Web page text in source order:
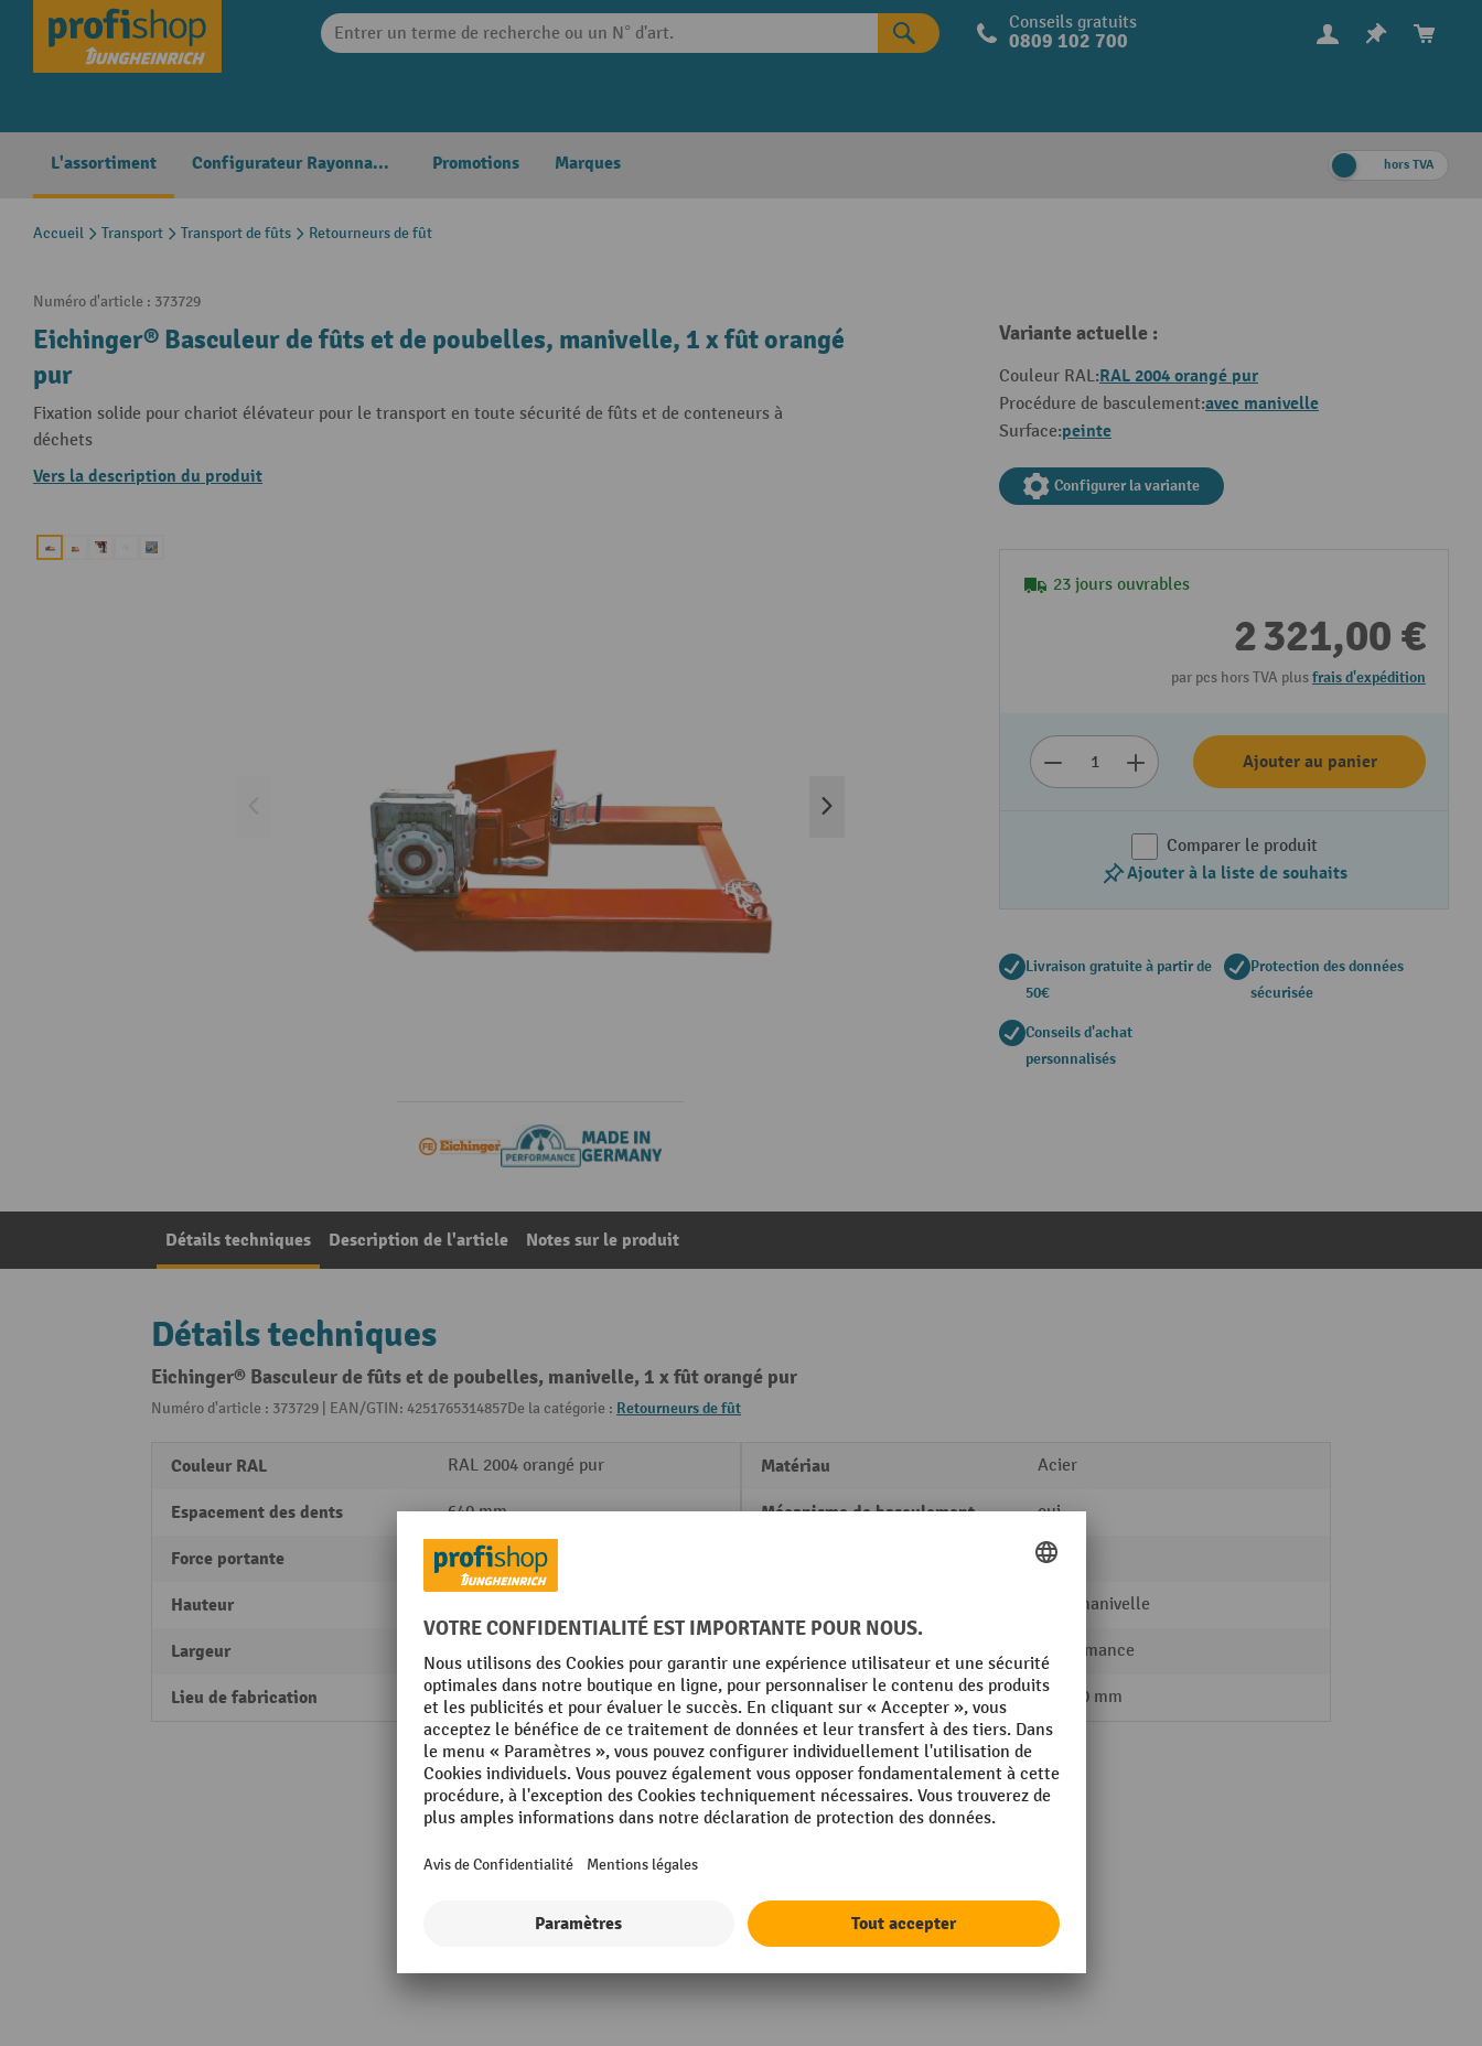
Skip to main navigation Conseils gratuits
0809 102 700
L'assortiment Configurateur Rayonnages Promotions Marques hors TVA
Accueil Transport Transport de fûts Retourneurs de fût
Numéro d'article : 373729
Eichinger® Basculeur de fûts et de poubelles, manivelle, 1 x fût orangé
pur
Fixation solide pour chariot élévateur pour le transport en toute sécurité de fûts et de conteneurs à
déchets
Vers la description du produit
Variante actuelle :
Couleur RAL:RAL 2004 orangé pur
Procédure de basculement:avec manivelle
Surface:peinte
Configurer la variante
23 jours ouvrables
2 321,00 €
par pcs hors TVA plusfrais d'expédition
Ajouter au panier
Comparer le produit
Ajouter à la liste de souhaits
Livraison gratuite à partir de
50€
Protection des données
sécurisée
Conseils d'achat
personnalisés
Détails techniques Description de l'article Notes sur le produit
Détails techniques
Eichinger® Basculeur de fûts et de poubelles, manivelle, 1 x fût orangé pur
Numéro d'article : 373729 | EAN/GTIN: 4251765314857De la catégorie : Retourneurs de fût
Couleur RAL RAL 2004 orangé pur
Espacement des dents 640 mm
Force portante 400 kg
Hauteur
Largeur 1070 mm
Lieu de fabrication Made in Germany
Matériau Acier
Mécanisme de basculement oui
120 kg
avec manivelle
Rubrique Performance
Section des dents 200x80 mm
Afficher tous les détails techniques